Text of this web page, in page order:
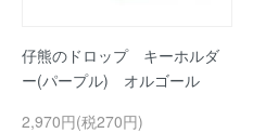
仔熊のドロップ キーホルダ
ー(パープル) オルゴール
2,970円(税270円)